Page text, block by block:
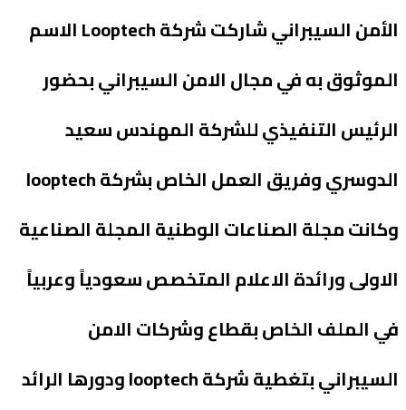
الأمن السيبراني شاركت شركة Looptech الاسم
الموثوق به في مجال الامن السيبراني بحضور
الرئيس التنفيذي للشركة المهندس سعيد
الدوسري وفريق العمل الخاص بشركة looptech
وكانت مجلة الصناعات الوطنية المجلة الصناعية
الاولى ورائدة الاعلام المتخصص سعودياً وعربياً
في الملف الخاص بقطاع وشركات الامن
السيبراني بتغطية شركة looptech ودورها الرائد